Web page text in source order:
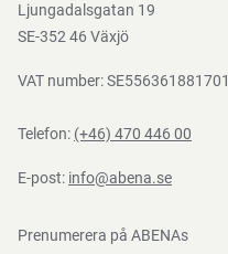
Nedladdningar
Ljungadalsgatan 19
SE-352 46 Växjö
VAT number: SE556361881701
Telefon: (+46) 470 446 00
E-post: info@abena.se
Prenumerera på ABENAs